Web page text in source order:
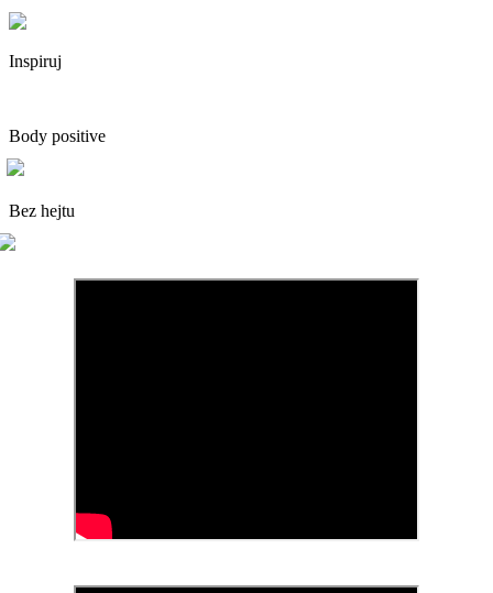
Inspiruj
Body positive
Bez hejtu